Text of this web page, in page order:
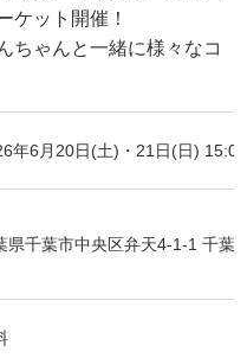
ケット開催！
ちゃんと一緒に様々なコ
年6月20日(土)・21日(日)
県千葉市中央区弁天4-1-1 千葉